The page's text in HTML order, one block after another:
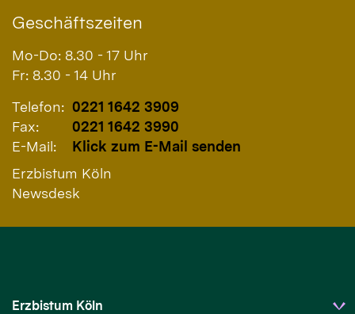
Geschäftszeiten
Mo-Do: 8.30 - 17 Uhr
Fr: 8.30 - 14 Uhr
Telefon: 0221 1642 3909
Fax:
0221 1642 3990
E-Mail:
Klick zum E-Mail senden
Erzbistum Köln
Newsdesk
Erzbistum Köln